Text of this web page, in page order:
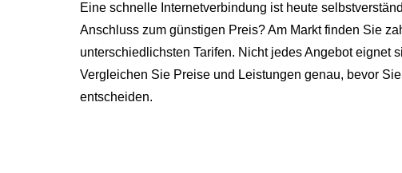
Eine schnelle Internetverbindung ist heute
Anschluss zum günstigen Preis? Am Markt finden Sie
unterschiedlichsten Tarifen. Nicht jedes Angebot eignet
Vergleichen Sie Preise und Leistungen genau, bevor
entscheiden.